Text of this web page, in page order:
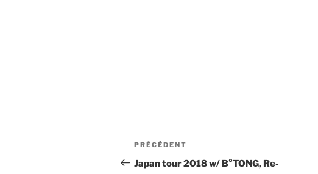
Navigation
de
Article
précédent
PRÉCÉDENT
Japan tour 2018 w/ B°TONG, Re-